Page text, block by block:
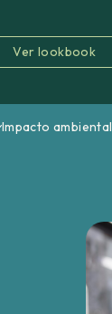
Ver lookbook
Impacto ambiental